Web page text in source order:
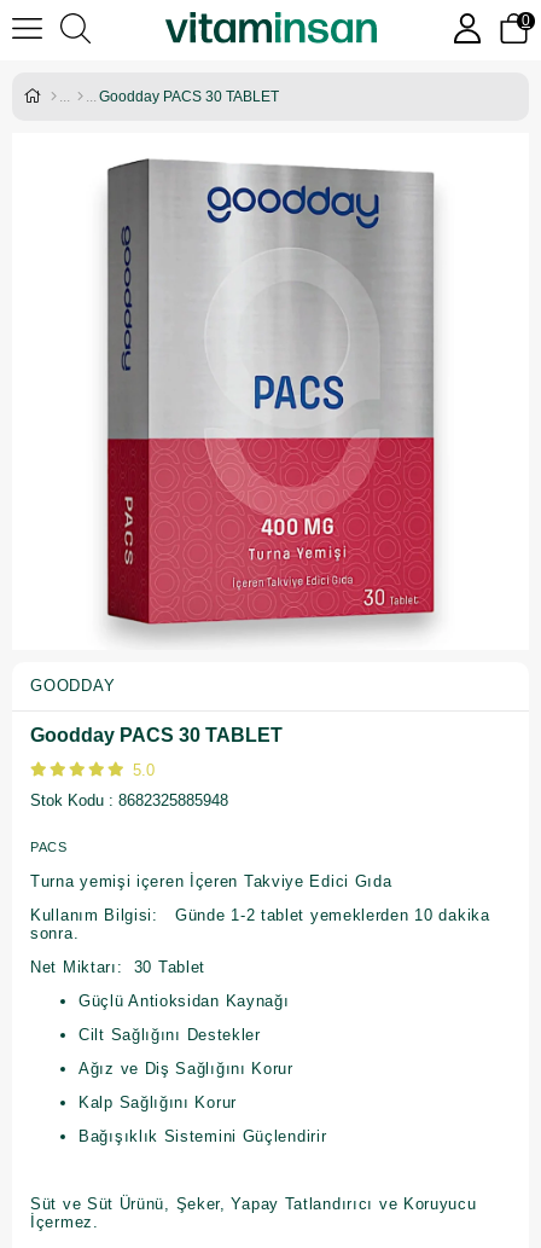
0
Goodday PACS 30 TABLET
GOODDAY
Goodday PACS 30 TABLET
5.0
Stok Kodu
8682325885948
PACS
Turna yemişi içeren İçeren Takviye Edici Gıda
Kullanım Bilgisi: Günde 1-2 tablet yemeklerden 10 dakika
sonra.
Net Miktarı: 30 Tablet
Güçlü Antioksidan Kaynağı
Cilt Sağlığını Destekler
Ağız ve Diş Sağlığını Korur
Kalp Sağlığını Korur
Bağışıklık Sistemini Güçlendirir
Süt ve Süt Ürünü, Şeker, Yapay Tatlandırıcı ve Koruyucu
İçermez.